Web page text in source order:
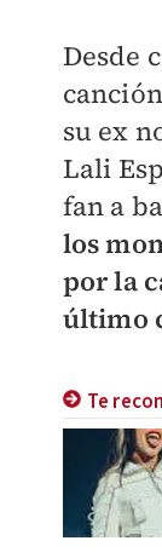
Desde
su ex
Lali
fan a
los
por la
último
Te